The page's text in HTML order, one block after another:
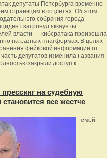
депутаты Петербурга временно
страницам в соцсетях. Об этом
собрания города
затронул аккаунты
власти — кибератака произошла
на разных платформах. В целях
фейковой информации от
депутатов изменила названия
закрыли доступ к
на судебную
все жестче
Темой